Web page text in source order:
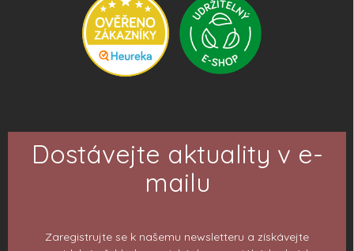
Dostávejte aktuality v e-
mailu
Zaregistrujte se k našemu newsletteru a získávejte